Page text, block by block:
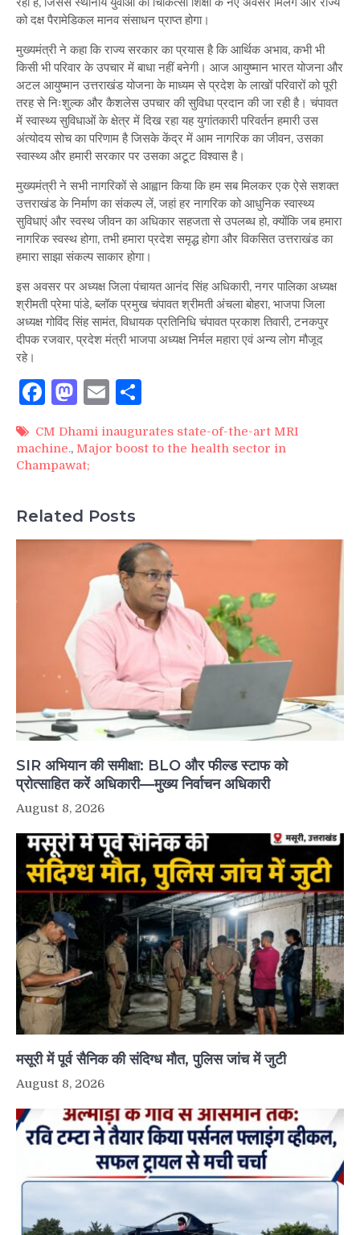
को दक्ष पैरामेडिकल मानव संसाधन प्राप्त होगा।
मुख्यमंत्री ने कहा कि राज्य सरकार का प्रयास है कि आर्थिक अभाव, कभी भी
किसी भी परिवार के उपचार में बाधा नहीं बनेगी। आज आयुष्मान भारत योजना और
अटल आयुष्मान उत्तराखंड योजना के माध्यम से प्रदेश के लाखों परिवारों को पूरी
तरह से निःशुल्क और कैशलेस उपचार की सुविधा प्रदान की जा रही है। चंपावत
में स्वास्थ्य सुविधाओं के क्षेत्र में दिख रहा यह युगांतकारी परिवर्तन हमारी उस
अंत्योदय सोच का परिणाम है जिसके केंद्र में आम नागरिक का जीवन, उसका
स्वास्थ्य और हमारी सरकार पर उसका अटूट विश्वास है।
मुख्यमंत्री ने सभी नागरिकों से आह्वान किया कि हम सब मिलकर एक ऐसे सशक्त
उत्तराखंड के निर्माण का संकल्प लें, जहां हर नागरिक को आधुनिक स्वास्थ्य
सुविधाएं और स्वस्थ जीवन का अधिकार सहजता से उपलब्ध हो, क्योंकि जब हमारा
नागरिक स्वस्थ होगा, तभी हमारा प्रदेश समृद्ध होगा और विकसित उत्तराखंड का
हमारा साझा संकल्प साकार होगा।
इस अवसर पर अध्यक्ष जिला पंचायत आनंद सिंह अधिकारी, नगर पालिका अध्यक्ष
श्रीमती प्रेमा पांडे, ब्लॉक प्रमुख चंपावत श्रीमती अंचला बोहरा, भाजपा जिला
अध्यक्ष गोविंद सिंह सामंत, विधायक प्रतिनिधि चंपावत प्रकाश तिवारी, टनकपुर
दीपक रजवार, प्रदेश मंत्री भाजपा अध्यक्ष निर्मल महारा एवं अन्य लोग मौजूद
रहे।
Facebook
Mastodon
Email
CM Dhami inaugurates state-of-the-art MRI
machine., Major boost to the health sector in
Champawat;
Related Posts
SIR अभियान की समीक्षा: BLO और फील्ड स्टाफ को
प्रोत्साहित करें अधिकारी—मुख्य निर्वाचन अधिकारी
August 8, 2026
मसूरी में पूर्व सैनिक की संदिग्ध मौत, पुलिस जांच में जुटी
August 8, 2026